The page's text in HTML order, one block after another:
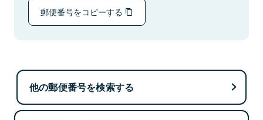
郵便番号をコピーする
他の郵便番号を検索する